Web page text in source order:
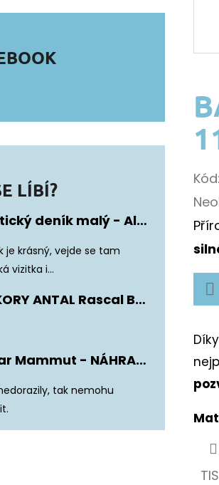
LÍBÍ?
Turistický deník malý - Album Fotonálepek
produktu je 5 z 5 hvězdiček.
je krásný, vejde se tam
vizitka i...
BAČKORY ANTAL Rascal Basic Black
Demar Mammut - NÁHRADNÍ ZATEPLENÍ DO DĚTSKÝCH HOLÍNEK
produktu je 5 z 5 hvězdiček.
tak nemohu
Kód:
je
0,0
5